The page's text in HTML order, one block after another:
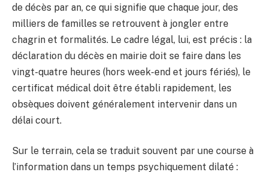
de décès par an, ce qui signifie que chaque jour, des
milliers de familles se retrouvent à jongler entre
chagrin et formalités. Le cadre légal, lui, est précis : la
déclaration du décès en mairie doit se faire dans les
vingt-quatre heures (hors week-end et jours fériés), le
certificat médical doit être établi rapidement, les
obsèques doivent généralement intervenir dans un
délai court.
Sur le terrain, cela se traduit souvent par une course à
l’information dans un temps psychiquement dilaté :